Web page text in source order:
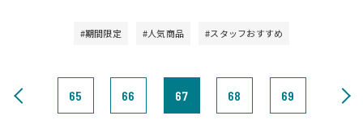
#期間限定 #人気商品 #スタッフおすすめ
65 66 67 68 69